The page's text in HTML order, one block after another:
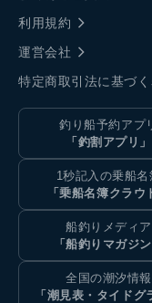
利用規約
運営会社
特定商取引法に基づ
釣り船予約アプ
「釣割アプリ」
1秒記入の乗船名
「乗船名簿クラウ
船釣りメディア
「船釣りマガジン
全国の潮汐情報
「潮見表・タイドグ